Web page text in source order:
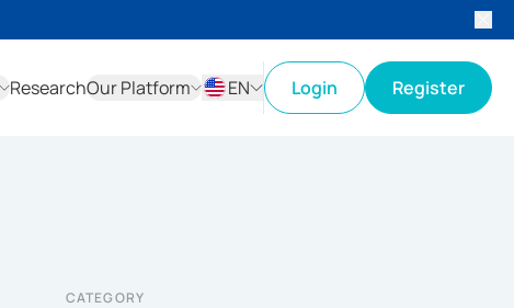
ResearchOur Platform
EN
Login Register
CATEGORY